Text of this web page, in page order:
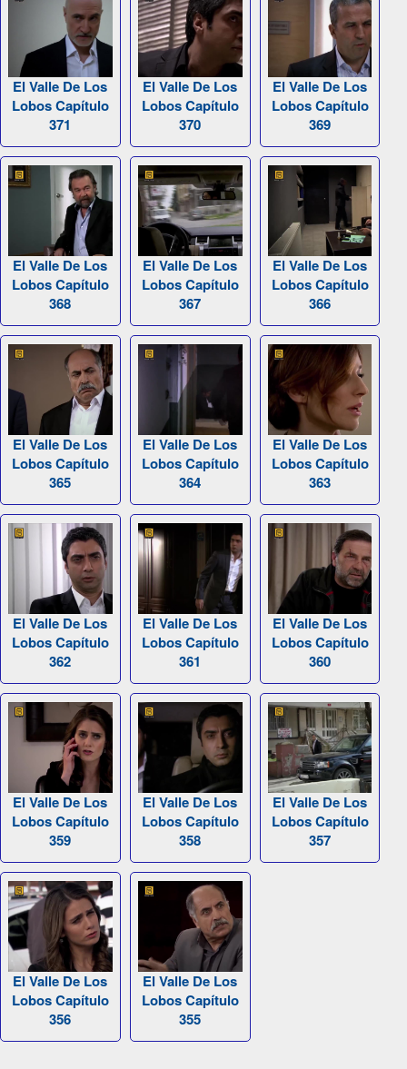
El Valle De Los
Lobos Capítulo
371
El Valle De Los
Lobos Capítulo
370
El Valle De Los
Lobos Capítulo
369
El Valle De Los
Lobos Capítulo
368
El Valle De Los
Lobos Capítulo
367
El Valle De Los
Lobos Capítulo
366
El Valle De Los
Lobos Capítulo
365
El Valle De Los
Lobos Capítulo
364
El Valle De Los
Lobos Capítulo
363
El Valle De Los
Lobos Capítulo
362
El Valle De Los
Lobos Capítulo
361
El Valle De Los
Lobos Capítulo
360
El Valle De Los
Lobos Capítulo
359
El Valle De Los
Lobos Capítulo
358
El Valle De Los
Lobos Capítulo
357
El Valle De Los
Lobos Capítulo
356
El Valle De Los
Lobos Capítulo
355